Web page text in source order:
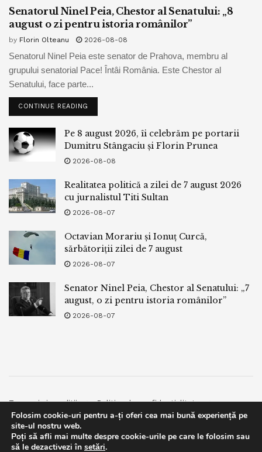
Senatorul Ninel Peia, Chestor al Senatului: „8
august o zi pentru istoria românilor”
by Florin Olteanu 2026-08-08
Senatorul Ninel Peia este senator de Prahova, membru al
grupului senatorial Pace! Întâi România. Este Chestor al
Senatului, face parte...
CONTINUE READING
Pe 8 august 2026, îi celebrăm pe portarii
Dumitru Stângaciu și Florin Prunea
2026-08-08
Realitatea politică a zilei de 7 august 2026
cu jurnalistul Titi Sultan
2026-08-07
Octavian Morariu și Ionuț Curcă,
sărbătoriții zilei de 7 august
2026-08-07
Senator Ninel Peia, Chestor al Senatului: „7
august, o zi pentru istoria românilor”
2026-08-07
Termeni si conditii
Politica de confidentialitate
Facebook
Contact
© 2019bpnews- Business & Politics Newsbpnews.
Folosim cookie-uri pentru a-ți oferi cea mai bună experiență pe
site-ul nostru web.
Poți să afli mai multe despre cookie-urile pe care le folosim sau
să le dezactivezi în setări.
This website uses GDPR cookies. By continuing to use this